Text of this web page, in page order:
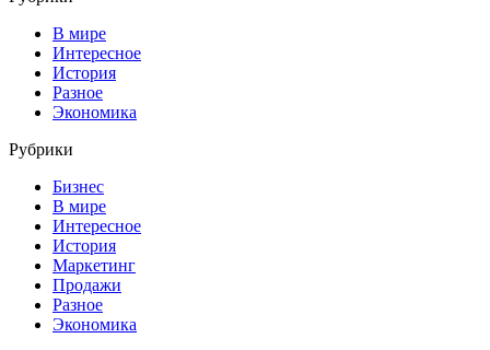
В мире
Интересное
История
Разное
Экономика
Рубрики
Бизнес
В мире
Интересное
История
Маркетинг
Продажи
Разное
Экономика